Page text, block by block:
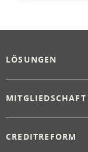
LÖSUNGEN
MITGLIEDSCHAFT
CREDITREFORM